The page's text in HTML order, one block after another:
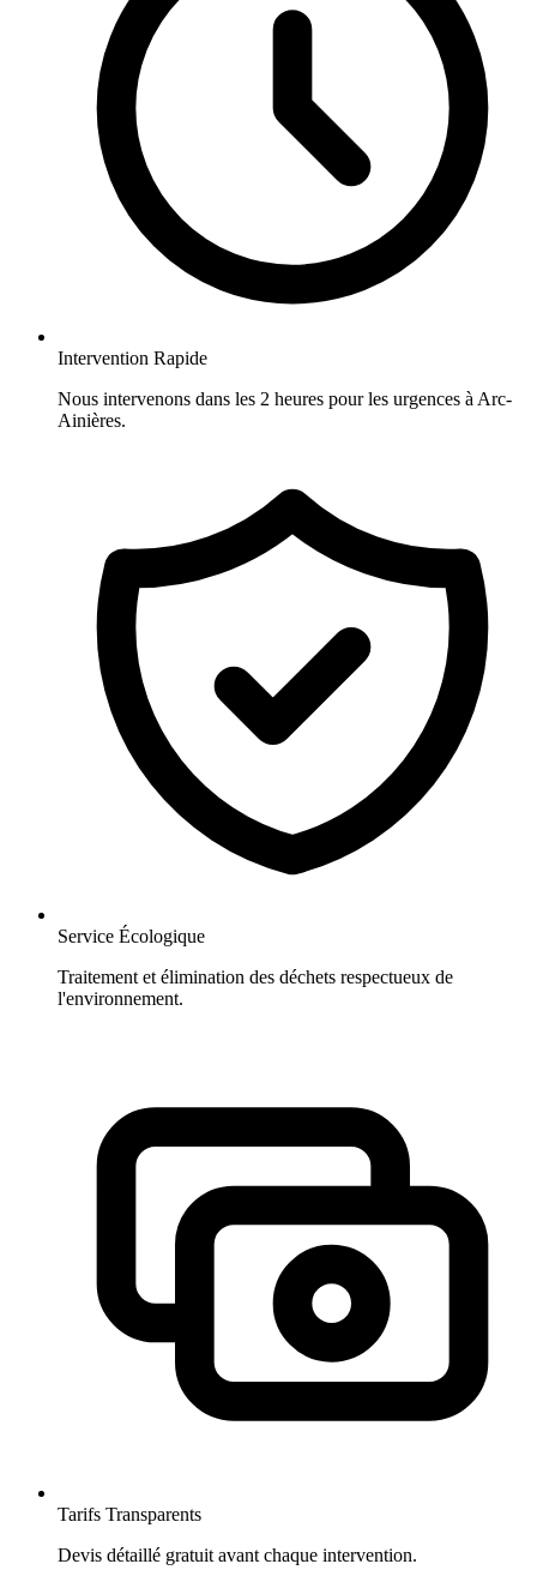
Intervention Rapide
Nous intervenons dans les 2 heures pour les urgences à Arc-
Ainières.
Service Écologique
Traitement et élimination des déchets respectueux de
l'environnement.
Tarifs Transparents
Devis détaillé gratuit avant chaque intervention.